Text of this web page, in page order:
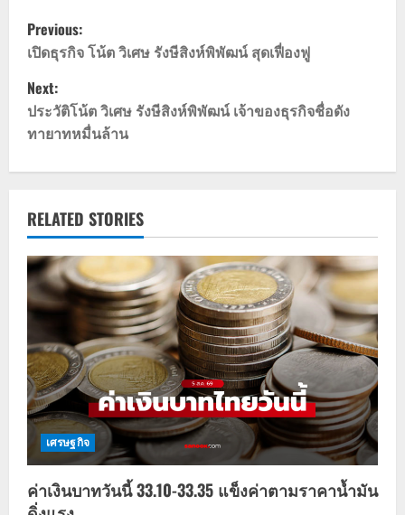
P
o
s
t
n
a
v
i
g
a
t
i
o
Previous:
เปิดธุรกิจ โน้ต วิเศษ รังษีสิงห์พิพัฒน์ สุดเฟื่องฟู
Next:
ประวัติโน้ต วิเศษ รังษีสิงห์พิพัฒน์ เจ้าของธุรกิจชื่อดัง
ทายาทหมื่นล้าน
RELATED STORIES
เศรษฐกิจ
ค่าเงินบาทวันนี้ 33.10-33.35 แข็งค่าตามราคาน้ำมัน